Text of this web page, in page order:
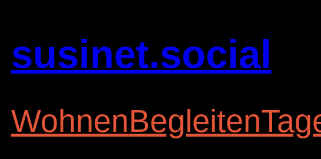
springen
susinet.social
WohnenBegleiten